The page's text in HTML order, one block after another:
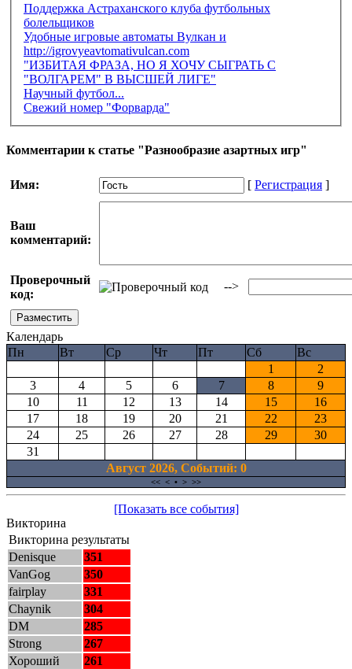
Поддержка Астраханского клуба футбольных
болельщиков
Удобные игровые автоматы Вулкан и
http://igrovyeavtomativulcan.com
"ИЗБИТАЯ ФРАЗА, НО Я ХОЧУ СЫГРАТЬ С
"ВОЛГАРЕМ" В ВЫСШЕЙ ЛИГЕ"
Научный футбол...
Свежий номер "Форварда"
Комментарии к статье "Разнообразие азартных игр"
Имя: [ Регистрация ]
Ваш
комментарий:
Проверочный
код:
-->
Календарь
Пн
Вт Ср Чт Пт Сб
Вс
1
2
3
4 5 6 7 8
9
10
11 12 13 14 15
16
17
18 19 20 21 22
23
24
25 26 27 28 29
30
31
Август 2026, Cобытий: 0
<< < • > >>
[Показать все события]
Викторина
Викторина результаты
Denisque
351
VanGog
350
fairplay
331
Chaynik
304
DM
285
Strong
267
Хороший
261